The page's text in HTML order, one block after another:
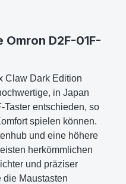
D2F-01F-
Claw Dark Edition
in Japan
Taster entschieden, so
spielen können.
und eine höhere
herkömmlichen
und präziser
Maustasten